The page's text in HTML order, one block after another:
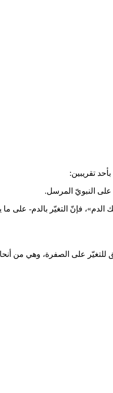
على النبويّ المرسل.
فإنّ التغيّر بالدم- على ما
على الصفرة، وهي من أنحاء